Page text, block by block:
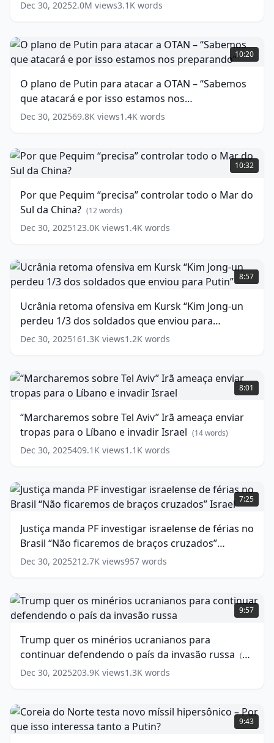
que
o
Oriente
Médio (12
Dec 30, 20252.0M views3.1K words
O
plano
de
para
atacar
a
OTAN
“Sabemos
que
atacará
por
isso
nos
words)
10:20
O plano de Putin para atacar a OTAN – “Sabemos
que atacará e por isso estamos nos
preparando” (18 words)
Dec 30, 202569.8K views1.4K words
Por
que
Pequim
controlar
todo
o
Mar
Sul
da
China?
words)
10:32
Por que Pequim “precisa” controlar todo o Mar do
Sul da China? (12words)
Dec 30, 2025123.0K views1.4K words
Ucrânia
retoma
ofensiva
Kursk
“Kim
Jong-
un
1/3
dos
soldados
enviou
para
words)
8:57
Ucrânia retoma ofensiva em Kursk “Kim Jong-un
perdeu 1/3 dos soldados que enviou para
Putin” (15words)
Dec 30, 2025161.3K views1.2K words
“Marcharemos
sobre
Tel
Irã
ameaça
enviar
tropas
o
Líbano
e
Israel (14
words)
8:01
“Marcharemos sobre Tel Aviv” Irã ameaça enviar
tropas para o Líbano e invadir Israel (14words)
Dec 30, 2025409.1K views1.1K words
Justiça
manda
PF
israelense
de
férias
no
“Não
ficaremos
de
cruzados”
Israel (15
7:25
Justiça manda PF investigar israelense de férias no
Brasil “Não ficaremos de braços cruzados”
Israel
15words)
Dec 30, 2025212.7K views957 words
Trump
quer
os
ucranianos
para
continuar
defendendo
país
da
invasão
9:57
Trump quer os minérios ucranianos para
continuar defendendo o país da invasão russa (13
words)
Dec 30, 2025203.9K views1.3K words
Coreia
do
Norte
9:43